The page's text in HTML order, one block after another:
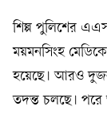
শিল্প পুলিশের
ময়মনসিংহ
হয়েছে। আরও
তদন্ত চলছে। পরে